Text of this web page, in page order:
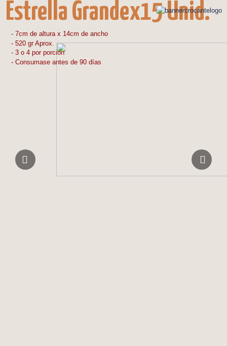
Estrella Grandex15 Unid.
- 520 gr Aprox.
- 3 o 4 por porcion
- 7cm de altura x 14cm de ancho
- Consumase antes de 90 días